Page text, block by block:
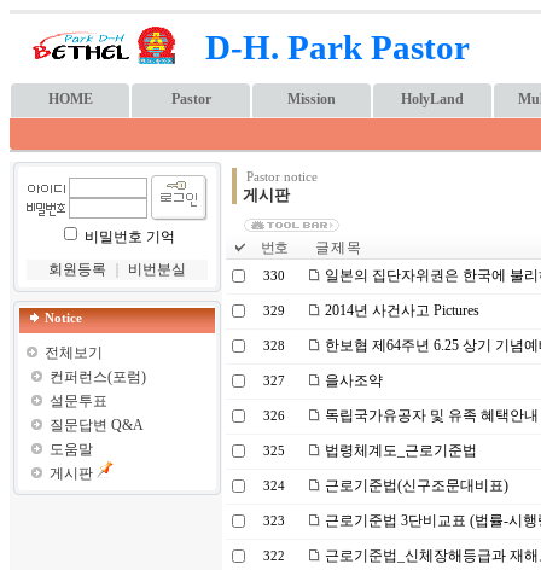
D-H. Park Pastor
HOME Pastor Mission HolyLand
비밀번호 기억
회원등록
비번분실
Notice
전체보기
컨퍼런스(포럼)
설문투표
질문답변 Q&A
도움말
게시판
Pastor notice
게시판
번호 글 제 목
330 일본의 집단자위권은 한국에 불
329 2014년 사건사고 Pictures
328 한보협 제64주년 6.25 상기 기념
327 을사조약
326 독립국가유공자 및 유족 혜택안내
325 법령체계도_근로기준법
324 근로기준법(신구조문대비표)
323 근로기준법 3단비교표 (법률-시
322 근로기준법_신체장해등급과 재